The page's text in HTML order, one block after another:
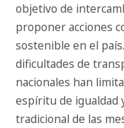
objetivo de
proponer acciones
sostenible en el
dificultades de
nacionales han
espíritu de
tradicional de las